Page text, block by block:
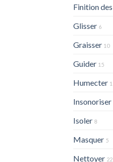
Finition
Glisser 6
Graisser 10
Guider 15
Humecter
Insonoriser
Isoler 8
Masquer 5
Nettoyer 22